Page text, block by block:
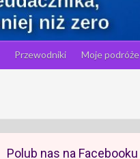
Przewodniki Moje podróże
Polub nas na Facebooku